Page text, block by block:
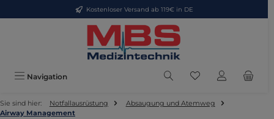
Zum Hauptinhalt springenKostenloser Versand ab 119€ in DE
Navigation Du hast 0
Sie sind hier: Notfallausrüstung
Absaugung und Atemweg
Airway Management